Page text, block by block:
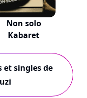
Non solo
Kabaret
et singles de